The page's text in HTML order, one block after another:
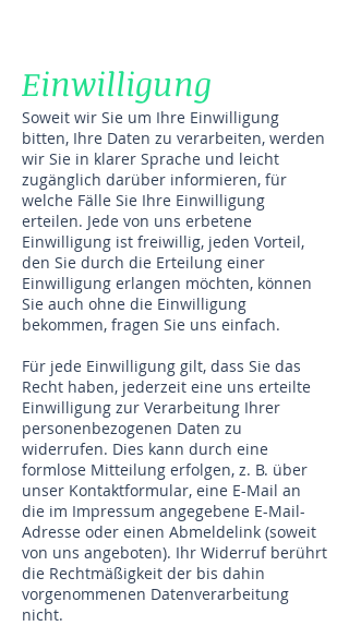
Einwilligung
Soweit wir Sie um Ihre Einwilligung
bitten, Ihre Daten zu verarbeiten, werden
wir Sie in klarer Sprache und leicht
zugänglich darüber informieren, für
welche Fälle Sie Ihre Einwilligung
erteilen. Jede von uns erbetene
Einwilligung ist freiwillig, jeden Vorteil,
den Sie durch die Erteilung einer
Einwilligung erlangen möchten, können
Sie auch ohne die Einwilligung
bekommen, fragen Sie uns einfach.
Für jede Einwilligung gilt, dass Sie das
Recht haben, jederzeit eine uns erteilte
Einwilligung zur Verarbeitung Ihrer
personenbezogenen Daten zu
widerrufen. Dies kann durch eine
formlose Mitteilung erfolgen, z. B. über
unser Kontaktformular, eine E-Mail an
die im Impressum angegebene E-Mail-
Adresse oder einen Abmeldelink (soweit
von uns angeboten). Ihr Widerruf berührt
die Rechtmäßigkeit der bis dahin
vorgenommenen Datenverarbeitung
nicht.